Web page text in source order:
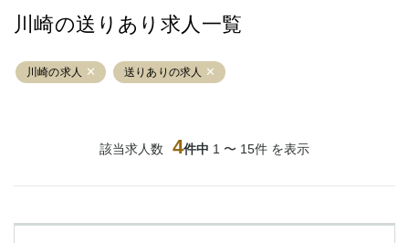
サイトマップ
川崎の送りあり求人一覧
川崎の求人 送りありの求人
該当求人数 4件中 1 〜 15件 を表示
六本木
池袋
吉祥寺
練馬
恵比寿